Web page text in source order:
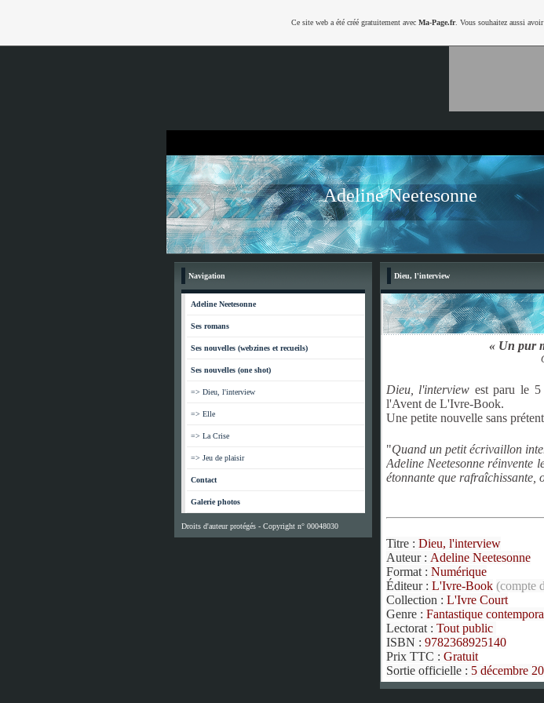
Adeline Neetesonne
Navigation
Adeline Neetesonne
Ses romans
Ses nouvelles (webzines et recueils)
Ses nouvelles (one shot)
=> Dieu, l'interview
=> Elle
=> La Crise
=> Jeu de plaisir
Contact
Galerie photos
Droits d'auteur protégés - Copyright n° 00048030
Dieu, l'interview
« Un pur
Dieu, l'interview est paru le 5
l'Avent de L'Ivre-Book.
Une petite nouvelle sans
"Quand un petit écrivaillon
Adeline Neetesonne réinvente
étonnante que rafraîchissante,
Titre : Dieu, l'interview
Auteur : Adeline Neetesonne
Format : Numérique
Éditeur : L'Ivre-Book (compte
Collection : L'Ivre Court
Genre : Fantastique
Lectorat : Tout public
ISBN : 9782368925140
Prix TTC : Gratuit
Sortie officielle : 5 décembre
Ce site web a été créé gratuitement avec Ma-Page.fr. Vous souhaitez aussi